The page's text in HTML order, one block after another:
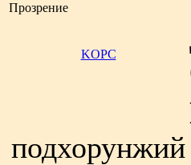
Прозрение
KOPC
подхорунжий